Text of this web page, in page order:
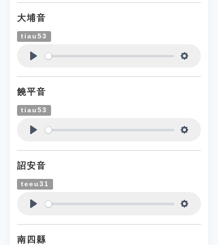
大埔音
tiau53
饒平音
tiau53
詔安音
teeu31
南四縣